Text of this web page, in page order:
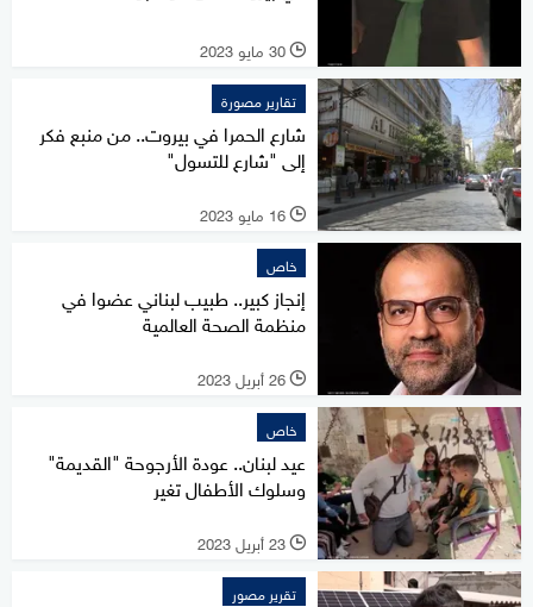
l 30 مايو 2023
تقارير مصورة
شارع الحمرا في بيروت.. من منبع فكر
إلى "شارع للتسول"
l 16 مايو 2023
خاص
إنجاز كبير.. طبيب لبناني عضوا في
منظمة الصحة العالمية
l 26 أبريل 2023
خاص
عيد لبنان.. عودة الأرجوحة "القديمة"
وسلوك الأطفال تغير
l 23 أبريل 2023
تقرير مصور